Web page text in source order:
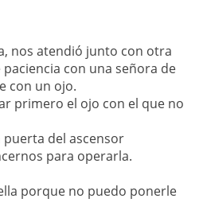
nos atendió junto con otra
con una señora de
con un ojo.
primero el ojo con el que no
puerta del ascensor
para operarla.
porque no puedo ponerle